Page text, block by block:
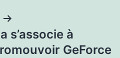
s’associe à
GeForce